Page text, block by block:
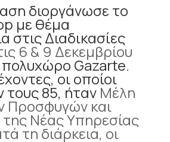
διοργάνωσε το
με θέμα
στις Διαδικασίες
6 & 9 Δεκεμβρίου
Gazarte.
οι οποίοι
τους 85, ήταν Μέλη
Προσφυγών και
Νέας Υπηρεσίας
τη διάρκεια, οι